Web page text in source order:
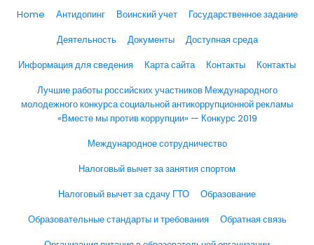
Home Антидопинг Воинский учет
Государственное задание
Деятельность
Документы
Доступная среда
Информация для сведения
Карта сайта Контакты
Контакты
Лучшие работы российских участников Международного
молодежного конкурса социальной антикоррупционной рекламы
«Вместе мы против коррупции» — Конкурс 2019
Международное сотрудничество
Налоговый вычет за занятия спортом
Налоговый вычет за сдачу ГТО
Образование
Образовательные стандарты и требования
Обратная связь